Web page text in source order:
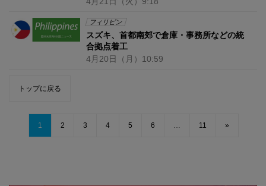
フィリピン
スズキ、首都南郊で倉庫・事務所などの統
合拠点着工
4月20日 （月） 10:59
トップに戻る
1 2 3 4 5 6 11 »